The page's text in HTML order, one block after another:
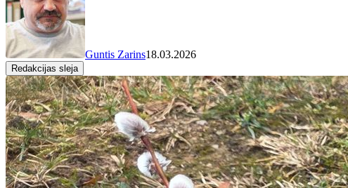
Guntis Zarins18.03.2026
Redakcijas sleja